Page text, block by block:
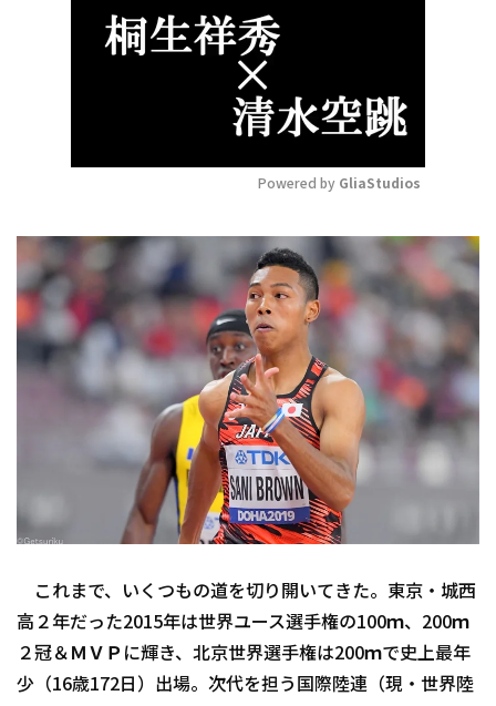
Powered by GliaStudios
これまで、いくつもの道を切り開いてきた。東京・城西
高２年だった2015年は世界ユース選手権の100ｍ、200ｍ
２冠＆ＭＶＰに輝き、北京世界選手権は200ｍで史上最年
少（16歳172日）出場。次代を担う国際陸連（現・世界陸